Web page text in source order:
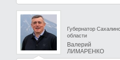
Губернатор
области
Валерий
ЛИМАРЕНКО